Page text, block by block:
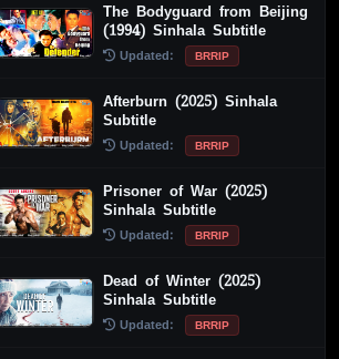
The Bodyguard from Beijing
(1994) Sinhala Subtitle
Updated: BRRIP
Afterburn (2025) Sinhala
Subtitle
Updated: BRRIP
Prisoner of War (2025)
Sinhala Subtitle
Updated: BRRIP
Dead of Winter (2025)
Sinhala Subtitle
Updated: BRRIP